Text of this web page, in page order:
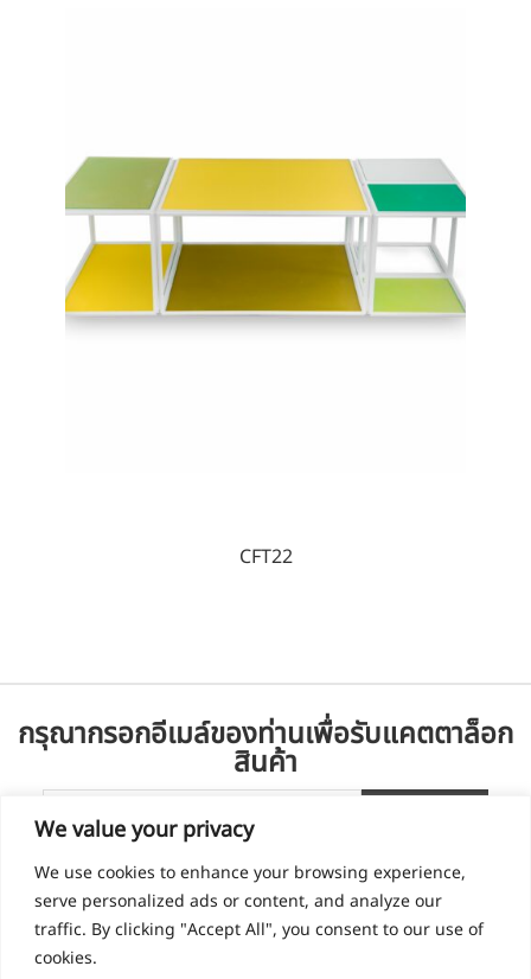
We value your privacy
We use cookies to enhance your browsing experience,
serve personalized ads or content, and analyze our
traffic. By clicking "Accept All", you consent to our use of
cookies.
CFT22
กรุณากรอกอีเมล์ของท่านเพื่อรับแคตตาล็อก
สินค้า